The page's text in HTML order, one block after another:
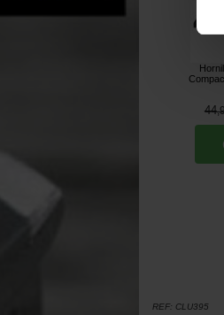
44,
REF: CLU395